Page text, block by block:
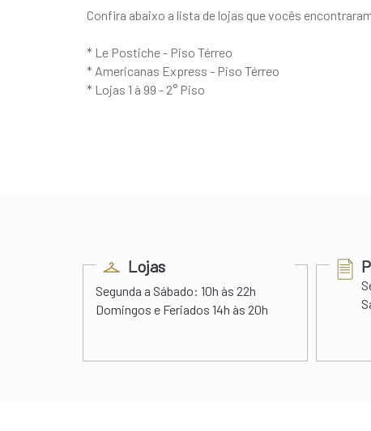
Confira abaixo a lista de lojas que vocês
* Le Postiche - Piso Térreo
* Americanas Express - Piso Térreo
* Lojas 1 à 99 - 2° Piso
Lojas
Segunda a Sábado: 10h às 22h
Domingos e Feriados 14h às 20h